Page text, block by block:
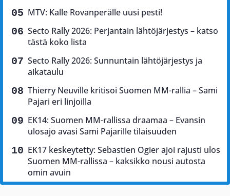
MTV: Kalle Rovanperälle uusi pesti!
Secto Rally 2026: Perjantain lähtöjärjestys – katso
tästä koko lista
Secto Rally 2026: Sunnuntain lähtöjärjestys ja
aikataulu
Thierry Neuville kritisoi Suomen MM-rallia – Sami
Pajari eri linjoilla
EK14: Suomen MM-rallissa draamaa – Evansin
ulosajo avasi Sami Pajarille tilaisuuden
EK17 keskeytetty: Sebastien Ogier ajoi rajusti ulos
Suomen MM-rallissa – kaksikko nousi autosta
omin avuin